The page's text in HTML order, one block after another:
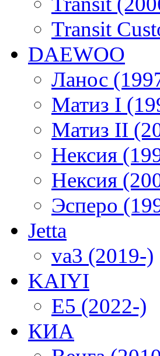
Transit
DAEWOO
Ланос
Матиз I
Матиз II
Нексия
Нексия
Эсперо
Jetta
va3 (2019-)
KAIYI
E5 (2022-)
КИА